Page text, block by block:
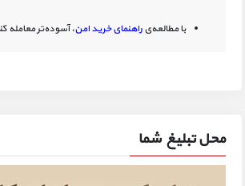
با مطالعه‌یراهنمای خرید امن، آسوده‌تر معامله
محل تبلیغ شما